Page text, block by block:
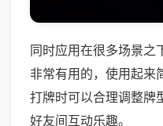
同时应用在很多场景之
非常有用的，使用起来
打牌时可以合理调整牌
好友间互动乐趣。